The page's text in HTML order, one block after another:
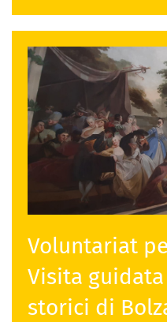
Voluntariat
Visita
storici di